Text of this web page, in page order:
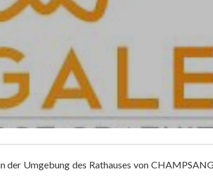
der Umgebung des Rathauses von